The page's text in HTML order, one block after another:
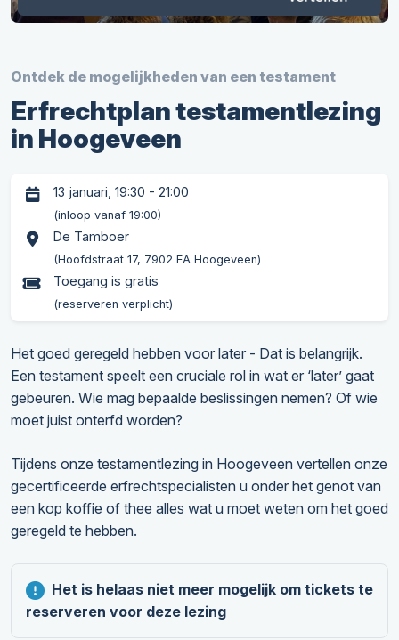
Ontdek de mogelijkheden van een testament
Erfrechtplan testamentlezing
in Hoogeveen
13 januari, 19:30 - 21:00
(inloop vanaf 19:00)
De Tamboer
(Hoofdstraat 17, 7902 EA Hoogeveen)
Toegang is gratis
(reserveren verplicht)
Het goed geregeld hebben voor later - Dat is belangrijk.
Een testament speelt een cruciale rol in wat er ‘later’ gaat
gebeuren. Wie mag bepaalde beslissingen nemen? Of wie
moet juist onterfd worden?
Tijdens onze testamentlezing in Hoogeveen vertellen onze
gecertificeerde erfrechtspecialisten u onder het genot van
een kop koffie of thee alles wat u moet weten om het goed
geregeld te hebben.
Het is helaas niet meer mogelijk om tickets te
reserveren voor deze lezing